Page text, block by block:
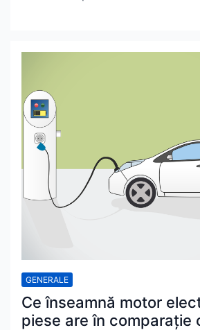
GENERALE
Ce înseamnă motor
piese are în comparație